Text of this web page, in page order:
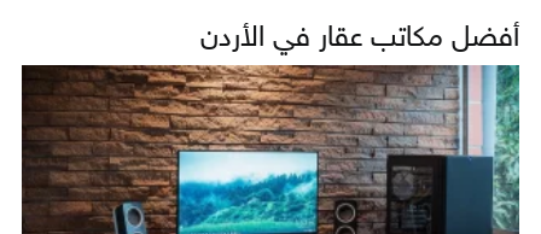
أفضل مكاتب عقار في الأردن